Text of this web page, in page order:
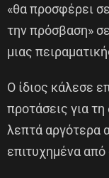
«θα προσφέρει
την πρόσβαση»
μιας
Ο ίδιος κάλεσε
προτάσεις για τη
λεπτά αργότερα
επιτυχημένα από